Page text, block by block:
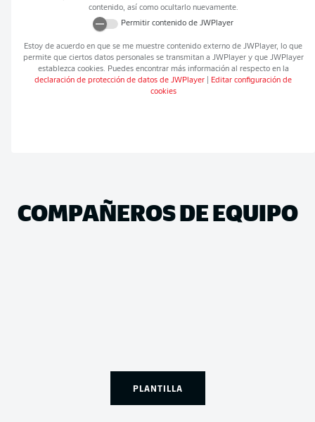
contenido, así como ocultarlo nuevamente.
Permitir contenido de JWPlayer
Estoy de acuerdo en que se me muestre contenido externo de JWPlayer, lo que
permite que ciertos datos personales se transmitan a JWPlayery que JWPlayer
establezca cookies. Puedes encontrar más información al respecto en la
declaración de protección de datos de JWPlayer
Editar configuración de
cookies
COMPAÑEROS DE EQUIPO
PLANTILLA